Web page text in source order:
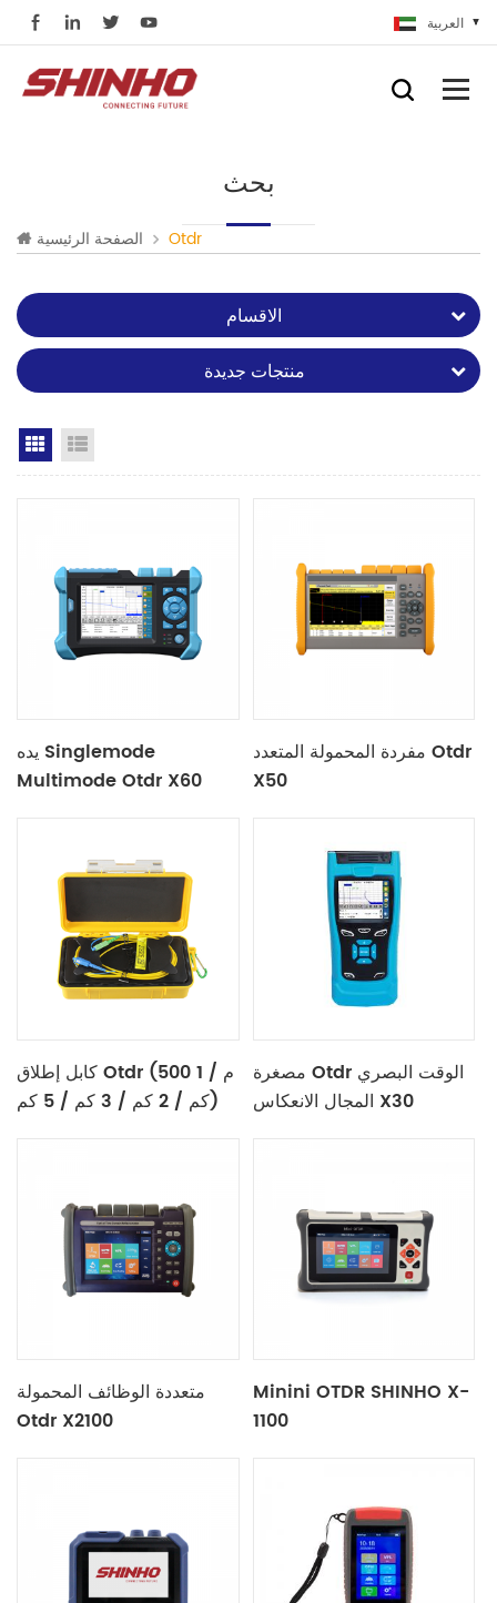
العربية
بحث
الصفحة الرئيسية Otdr
الاقسام
منتجات جديدة
Grid View
يده Singlemode
Multimode Otdr X60
مفردة المحمولة المتعدد Otdr
X50
كابل إطلاق Otdr (500 م / 1
كم / 2 كم / 3 كم / 5 كم)
مصغرة Otdr الوقت البصري
المجال الانعكاس X30
متعددة الوظائف المحمولة
Otdr X2100
Minini OTDR SHINHO X-
1100